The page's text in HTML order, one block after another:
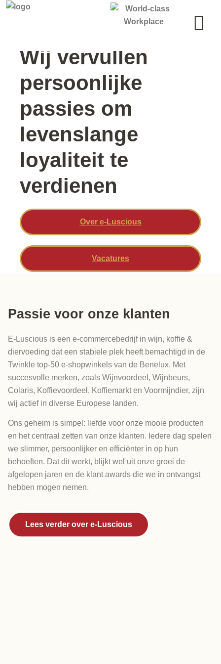
Wij vervullen
persoonlijke
passies om
levenslange
loyaliteit te
verdienen
Over e-Luscious
Vacatures
Passie voor onze klanten
E-Luscious is een e-commercebedrijf in wijn, koffie &
diervoeding dat een stabiele plek heeft bemachtigd in de
Twinkle top-50 e-shopwinkels van de Benelux. Met
succesvolle merken, zoals Wijnvoordeel, Wijnbeurs,
Colaris, Koffievoordeel, Koffiemarkt en Voormijndier, zijn
wij actief in diverse Europese landen.
Ons geheim is simpel: liefde voor onze mooie producten
en het centraal zetten van onze klanten. Iedere dag spelen
we slimmer, persoonlijker en efficiënter in op hun
behoeften. Dat dit werkt, blijkt wel uit onze groei de
afgelopen jaren en de klant awards die we in ontvangst
hebben mogen nemen.
Lees verder over e-Luscious